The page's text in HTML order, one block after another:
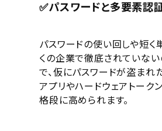
✅パスワードと多要素認
パスワードの使い回しや短く
くの企業で徹底されていない
で、仮にパスワードが盗まれ
アプリやハードウェアトーク
格段に高められます。